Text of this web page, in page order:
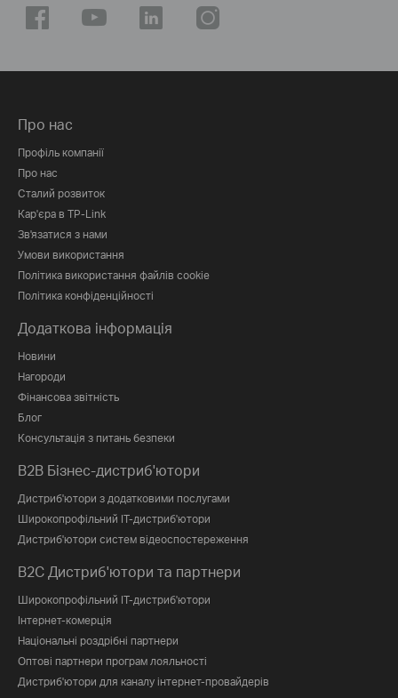
Про нас
Профіль компанії
Про нас
Сталий розвиток
Кар'єра в TP-Link
Зв'язатися з нами
Умови використання
Політика використання файлів cookie
Політика конфіденційності
Додаткова інформація
Новини
Нагороди
Фінансова звітність
Блог
Консультація з питань безпеки
B2B Бізнес-дистриб'ютори
Дистриб'ютори з додатковими послугами
Широкопрофільний IT-дистриб'ютори
Дистриб'ютори систем відеоспостереження
B2C Дистриб'ютори та партнери
Широкопрофільний IT-дистриб'ютори
Інтернет-комерція
Національні роздрібні партнери
Оптові партнери програм лояльності
Дистриб'ютори для каналу інтернет-провайдерів